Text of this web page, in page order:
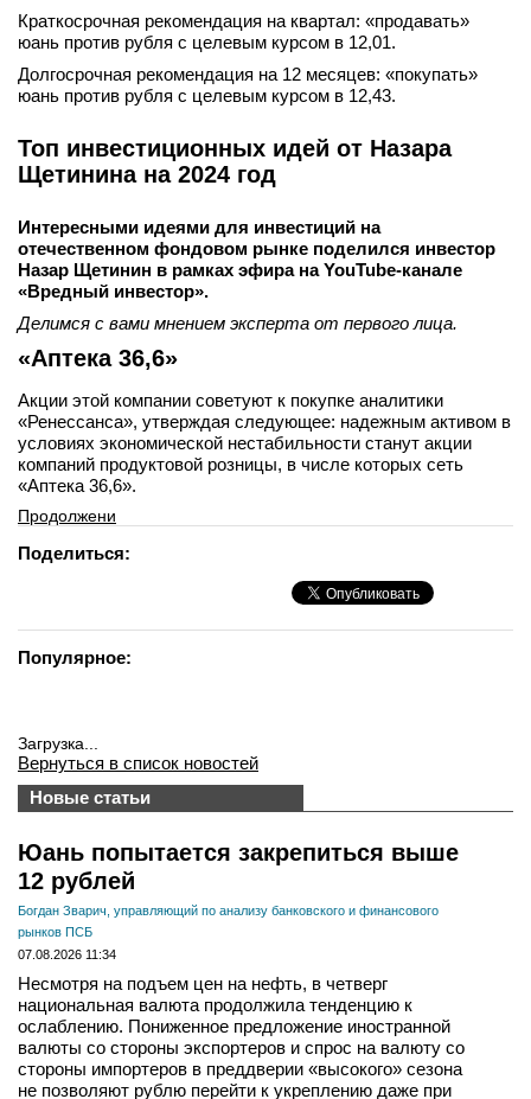
Краткосрочная рекомендация на квартал: «продавать»
юань против рубля с целевым курсом в 12,01.
Долгосрочная рекомендация на 12 месяцев: «покупать»
юань против рубля с целевым курсом в 12,43.
Топ инвестиционных идей от Назара
Щетинина на 2024 год
Интересными идеями для инвестиций на
отечественном фондовом рынке поделился инвестор
Назар Щетинин в рамках эфира на YouTube-канале
«Вредный инвестор».
Делимся с вами мнением эксперта от первого лица.
«Аптека 36,6»
Акции этой компании советуют к покупке аналитики
«Ренессанса», утверждая следующее: надежным активом в
условиях экономической нестабильности станут акции
компаний продуктовой розницы, в числе которых сеть
«Аптека 36,6».
Продолжени
Поделиться:
Популярное:
Загрузка...
Вернуться в список новостей
Новые статьи
Юань попытается закрепиться выше
12 рублей
Богдан Зварич, управляющий по анализу банковского и финансового
рынков ПСБ
07.08.2026 11:34
Несмотря на подъем цен на нефть, в четверг
национальная валюта продолжила тенденцию к
ослаблению. Пониженное предложение иностранной
валюты со стороны экспортеров и спрос на валюту со
стороны импортеров в преддверии «высокого» сезона
не позволяют рублю перейти к укреплению даже при